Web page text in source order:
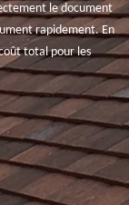
le document
rapidement. En
total pour les